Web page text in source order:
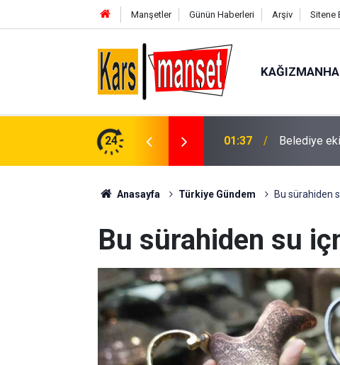
Manşetler Günün Haberleri Arşiv Sitene
24
asfaltı söküyor 01:33
başlandı
Anasayfa Türkiye Gündem Bu sürahiden
Bu sürahiden su